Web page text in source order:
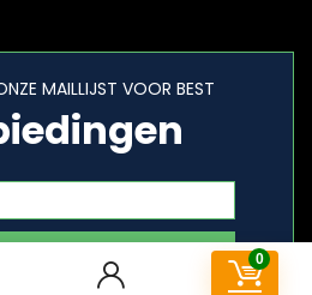
0
MAILLIJST VOOR BEST